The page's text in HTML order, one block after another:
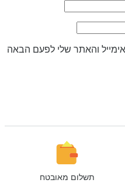
והאתר שלי לפעם הבאה
תשלום מאובטח